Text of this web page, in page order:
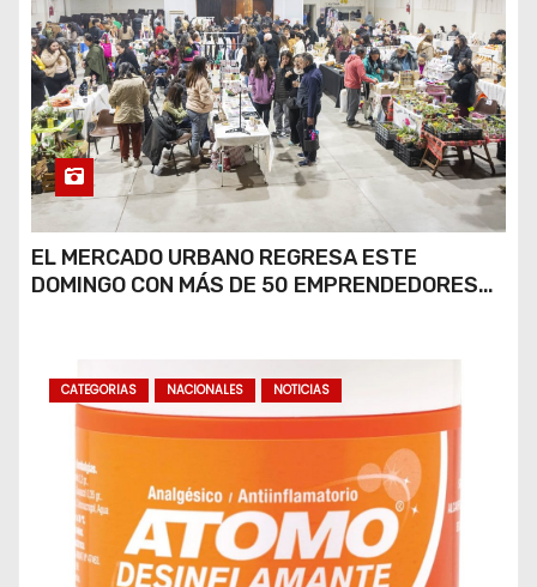
EL MERCADO URBANO REGRESA ESTE
DOMINGO CON MÁS DE 50 EMPRENDEDORES
CATEGORIAS NACIONALES NOTICIAS